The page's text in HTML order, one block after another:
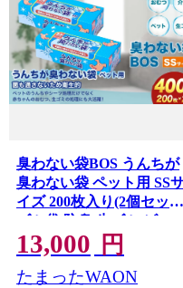
臭わない袋BOS うんちが
臭わない袋 ペット用 SS
イズ 200枚入り(2個セット)
ゴミ袋 防臭 生ゴミ ビニー
ル袋 防臭 ペット 赤ちゃん
おむつ 防臭袋 臭わない 臭
くない セット 小樽市 北海
13,000 円
たまったWAON